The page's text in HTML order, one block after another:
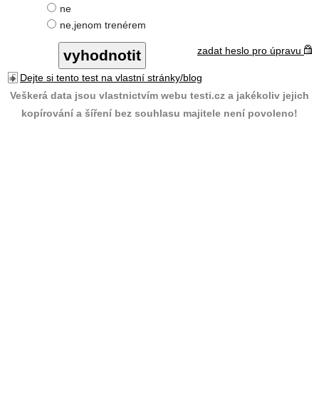
ne
ne,jenom trenérem
zadat heslo pro úpravu
Dejte si tento test na vlastní stránky/blog
Veškerá data jsou vlastnictvím webu testi.cz a jakékoliv jejich
kopírování a šíření bez souhlasu majitele není povoleno!